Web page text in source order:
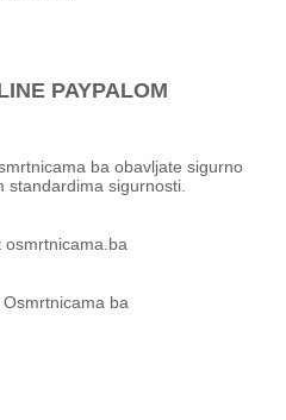
PAYPALOM
ba obavljate sigurno
standardima sigurnosti.
ba